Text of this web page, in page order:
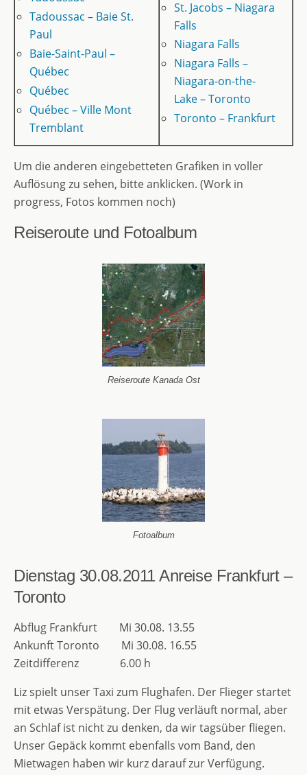
Tadoussac – Baie St.
Paul
Baie-Saint-Paul –
Québec
Québec
Québec – Ville Mont
Tremblant
St. Jacobs – Niagara
Falls
Niagara Falls
Niagara Falls –
Niagara-on-the-
Lake – Toronto
Toronto – Frankfurt
Um die anderen eingebetteten Grafiken in voller
Auflösung zu sehen, bitte anklicken. (Work in
progress, Fotos kommen noch)
Reiseroute und Fotoalbum
Reiseroute Kanada Ost
Fotoalbum
Dienstag 30.08.2011Anreise Frankfurt –
Toronto
Abflug Frankfurt Mi 30.08. 13.55
Ankunft Toronto Mi 30.08. 16.55
Zeitdifferenz 6.00 h
Liz spielt unser Taxi zum Flughafen. Der Flieger startet
mit etwas Verspätung. Der Flug verläuft normal, aber
an Schlaf ist nicht zu denken, da wir tagsüber fliegen.
Unser Gepäck kommt ebenfalls vom Band, den
Mietwagen haben wir kurz darauf zur Verfügung.